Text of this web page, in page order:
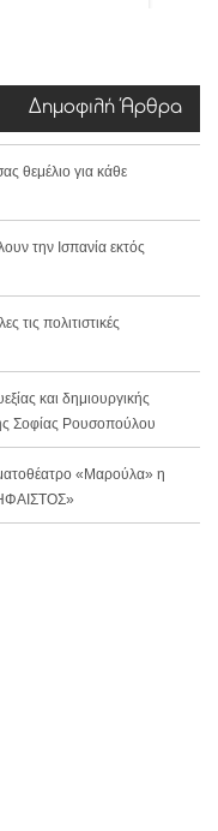
Δημοφιλή Άρθρα
θεμέλιο για κάθε
την Ισπανία εκτός
τις πολιτιστικές
και δημιουργικής
Σοφίας Ρουσοπούλου
«Μαρούλα» η